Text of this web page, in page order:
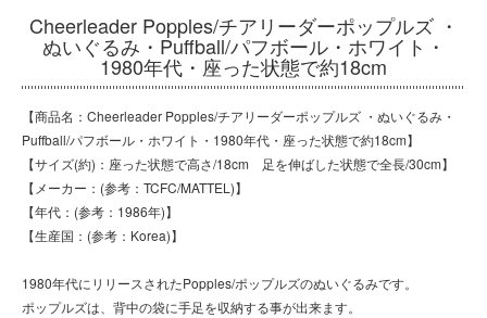
Cheerleader Popples/チアリーダーポップルズ ・
ぬいぐるみ・Puffball/パフボール・ホワイト・
1980年代・座った状態で約18cm
【商品名：Cheerleader Popples/チアリーダーポップルズ ・ぬいぐるみ・
Puffball/パフボール・ホワイト・1980年代・座った状態で約18cm】
【サイズ(約)：座った状態で高さ/18cm 足を伸ばした状態で全長/30cm】
【メーカー：(参考：TCFC/MATTEL)】
【年代：(参考：1986年)】
【生産国：(参考：Korea)】
1980年代にリリースされたPopples/ポップルズのぬいぐるみです。
ポップルズは、背中の袋に手足を収納する事が出来ます。